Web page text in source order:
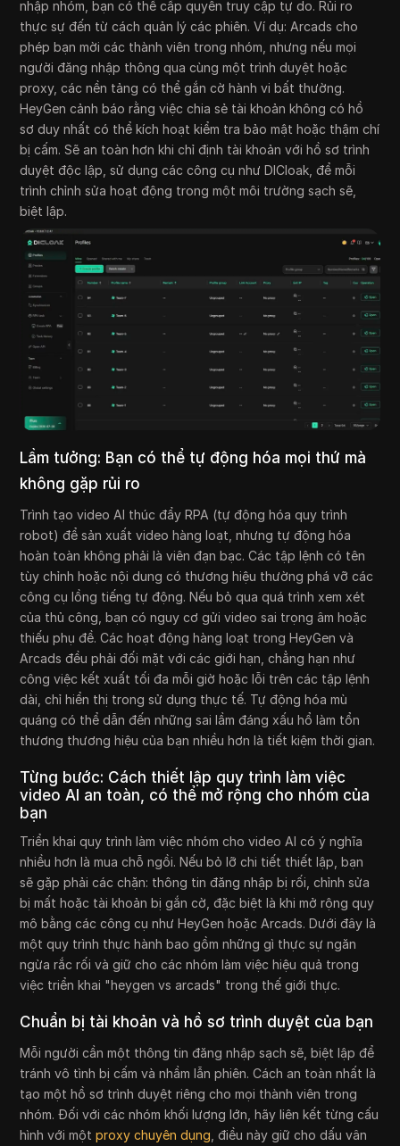
nhập nhóm, bạn có thể cấp quyền truy cập tự do. Rủi ro
thực sự đến từ cách quản lý các phiên. Ví dụ: Arcads cho
phép bạn mời các thành viên trong nhóm, nhưng nếu mọi
người đăng nhập thông qua cùng một trình duyệt hoặc
proxy, các nền tảng có thể gắn cờ hành vi bất thường.
HeyGen cảnh báo rằng việc chia sẻ tài khoản không có hồ
sơ duy nhất có thể kích hoạt kiểm tra bảo mật hoặc thậm chí
bị cấm. Sẽ an toàn hơn khi chỉ định tài khoản với hồ sơ trình
duyệt độc lập, sử dụng các công cụ như DICloak, để mỗi
trình chỉnh sửa hoạt động trong một môi trường sạch sẽ,
biệt lập.
Lầm tưởng: Bạn có thể tự động hóa mọi thứ mà
không gặp rủi ro
Trình tạo video AI thúc đẩy RPA (tự động hóa quy trình
robot) để sản xuất video hàng loạt, nhưng tự động hóa
hoàn toàn không phải là viên đạn bạc. Các tập lệnh có tên
tùy chỉnh hoặc nội dung có thương hiệu thường phá vỡ các
công cụ lồng tiếng tự động. Nếu bỏ qua quá trình xem xét
của thủ công, bạn có nguy cơ gửi video sai trọng âm hoặc
thiếu phụ đề. Các hoạt động hàng loạt trong HeyGen và
Arcads đều phải đối mặt với các giới hạn, chẳng hạn như
công việc kết xuất tối đa mỗi giờ hoặc lỗi trên các tập lệnh
dài, chỉ hiển thị trong sử dụng thực tế. Tự động hóa mù
quáng có thể dẫn đến những sai lầm đáng xấu hổ làm tổn
thương thương hiệu của bạn nhiều hơn là tiết kiệm thời gian.
Từng bước: Cách thiết lập quy trình làm việc
video AI an toàn, có thể mở rộng cho nhóm của
bạn
Triển khai quy trình làm việc nhóm cho video AI có ý nghĩa
nhiều hơn là mua chỗ ngồi. Nếu bỏ lỡ chi tiết thiết lập, bạn
sẽ gặp phải các chặn: thông tin đăng nhập bị rối, chỉnh sửa
bị mất hoặc tài khoản bị gắn cờ, đặc biệt là khi mở rộng quy
mô bằng các công cụ như HeyGen hoặc Arcads. Dưới đây là
một quy trình thực hành bao gồm những gì thực sự ngăn
ngừa rắc rối và giữ cho các nhóm làm việc hiệu quả trong
việc triển khai "heygen vs arcads" trong thế giới thực.
Chuẩn bị tài khoản và hồ sơ trình duyệt của bạn
Mỗi người cần một thông tin đăng nhập sạch sẽ, biệt lập để
tránh vô tình bị cấm và nhầm lẫn phiên. Cách an toàn nhất là
tạo một hồ sơ trình duyệt riêng cho mọi thành viên trong
nhóm. Đối với các nhóm khối lượng lớn, hãy liên kết từng cấu
hình với mộtproxy chuyên dụng , điều này giữ cho dấu vân